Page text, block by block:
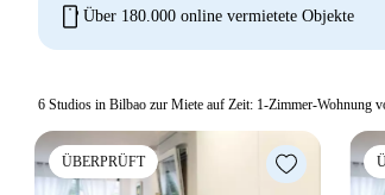
mobile Über 180.000 online vermietete Objekte
6 Studios in Bilbao zur Miete auf Zeit: 1-Zimmer-Wohnung
ÜBERPRÜFT